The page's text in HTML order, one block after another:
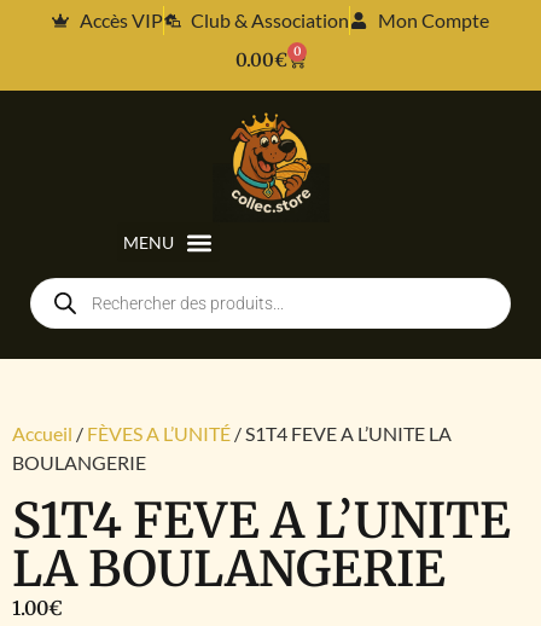
Accès VIP Club & Association
Mon Compte
0.00€ 0
Accueil / FÈVES A L’UNITÉ / S1T4 FEVE A L’UNITE LA
BOULANGERIE
S1T4 FEVE A L’UNITE
LA BOULANGERIE
1.00€